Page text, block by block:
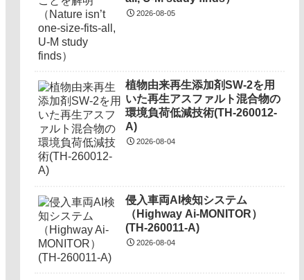
2026-08-05
植物由来再生添加剤SW-2を用
いた再生アスファルト混合物の
環境負荷低減技術(TH-260012-
A)
2026-08-04
侵入車両AI検知システム
（Highway Ai-MONITOR）
(TH-260011-A)
2026-08-04